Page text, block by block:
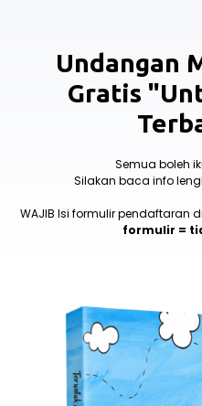
Undangan
Gratis
Semua boleh
Silakan baca info
WAJIB Isi formulir pendaftaran
formulir =